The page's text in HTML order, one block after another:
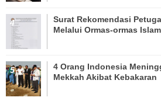
Surat Rekomendasi
Melalui Ormas-ormas
4 Orang Indonesia
Mekkah Akibat Kebakaran